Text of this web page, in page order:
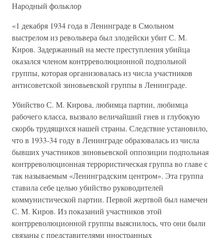
Народный фольклор
«1 декабря 1934 года в Ленинграде в Смольном
выстрелом из револьвера был злодейски убит С. М.
Киров. Задержанный на месте преступления убийца
оказался членом контрреволюционной подпольной
группы, которая организовалась из числа участников
антисоветской зиновьевской группы в Ленинграде.
Убийство С. М. Кирова, любимца партии, любимца
рабочего класса, вызвало величайший гнев и глубокую
скорбь трудящихся нашей страны. Следствие установило,
что в 1933-34 году в Ленинграде образовалась из числа
бывших участников зиновьевской оппозиции подпольная
контрреволюционная террористическая группа во главе с
так называемым «Ленинградским центром». Эта группа
ставила себе целью убийство руководителей
коммунистической партии. Первой жертвой был намечен
С. М. Киров. Из показаний участников этой
контрреволюционной группы выяснилось, что они были
связаны с представителями иностранных